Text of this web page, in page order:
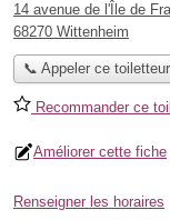
14 avenue de l'Île de
68270 Wittenheim
📞 Appeler ce toiletteur
Recommander ce
Améliorer cette fiche
Renseigner les horaires